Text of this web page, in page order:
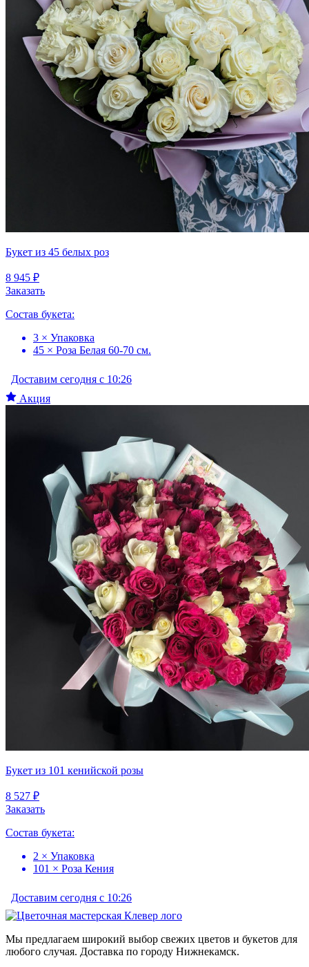
Букет из 45 белых роз
8 945 ₽
Заказать
Состав букета:
3 × Упаковка
45 × Роза Белая 60-70 см.
Доставим сегодня с 10:26
Акция
Букет из 101 кенийской розы
8 527 ₽
Заказать
Состав букета:
2 × Упаковка
101 × Роза Кения
Доставим сегодня с 10:26
Мы предлагаем широкий выбор свежих цветов и букетов для
любого случая. Доставка по городу Нижнекамск.